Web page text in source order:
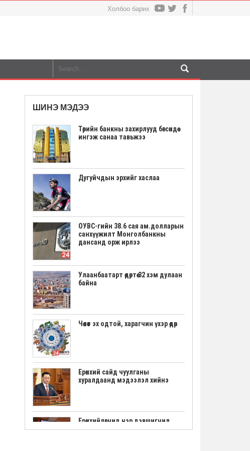
Холбоо барих
ШИНЭ МЭДЭЭ
Төрийн банкны захирлууд бөгсөндөө
ингэж санаа тавьжээ
Дугуйчдын эрхийг хаслаа
ОУВС-гийн 38.6 сая ам.долларын
санхүүжилт Монголбанкны
дансанд орж ирлээ
Улаанбаатарт өдөртөө 32 хэм дулаан
байна
Чөлөөт эх одтой, харагчин үхэр өдөр
Ерөнхий сайд чуулганы
хуралдаанд мэдээлэл хийнэ
Ерөнхийлөгчид нэр дэвшигчид
маргааш үнэмлэхээ гардана